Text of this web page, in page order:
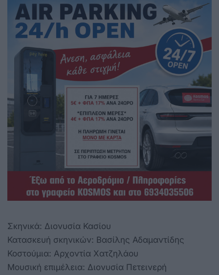
Σκηνικά: Διονυσία Κασίου
Κατασκευή σκηνικών: Βασίλης Αδαμαντίδης
Κοστούμια: Αρχοντία Χατζηλάου
Μουσική επιμέλεια: Διονυσία Πετεινερή